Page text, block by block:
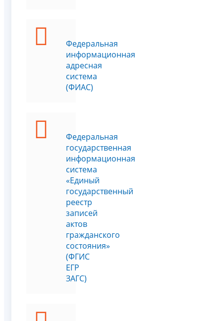
Федеральная
информационная
адресная
система
(ФИАС)
Федеральная
государственная
информационная
система
«Единый
государственный
реестр
записей
актов
гражданского
состояния»
(ФГИС
ЕГР
ЗАГС)